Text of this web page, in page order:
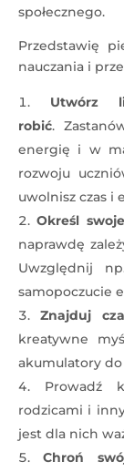
społecznego.
Przedstawię
nauczania i
Utwórz
robić.
energię i w
rozwoju
uwolnisz czas i
Określ
naprawdę
Uwzględnij
samopoczucie
Znajduj
kreatywne
akumulatory do
Prowadź
rodzicami i
jest dla nich
Chroń